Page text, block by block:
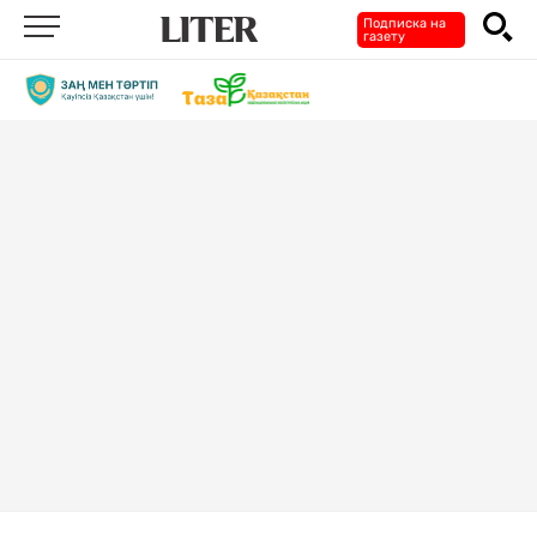
Подписка на
газету